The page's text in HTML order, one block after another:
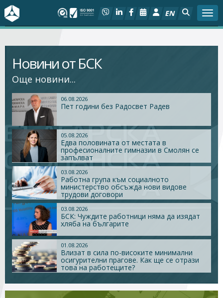
EN
На фокус
Актуално
Социален диалог
Дейности
Арбитражен съд
Проекти
Членове
Стани член
Абонирайте се!
Новини от БСК
Още новини...
06.08.2026
Пет години без Радосвет Радев
05.08.2026
Едва половината от местата в
професионалните гимназии в Смолян се
запълват
03.08.2026
Работна група към социалното
министерство обсъжда нови видове
трудови договори
03.08.2026
БСК: Чуждите работници няма да изядат
хляба на българите
01.08.2026
Влизат в сила по-високите минимални
осигурителни прагове. Как ще се отрази
това на работещите?